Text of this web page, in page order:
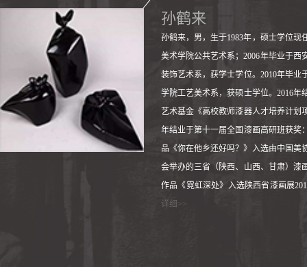
孙鹤来
孙鹤来，男，生于1983年，硕士学位现
美术学院公共艺术系；2006年毕业于西
装饰艺术系，获学士学位。2010年毕业
学院工艺美术系，获硕士学位。2016年
艺术基金《高校教师漆器人才培养计划
年结业于第十一届全国漆画高研班获奖
品《你在他乡还好吗？》入选由中国美
会举办的三省（陕西、山西、甘肃）漆
作品《霓虹深处》入选陕西省漆画展
详细>>